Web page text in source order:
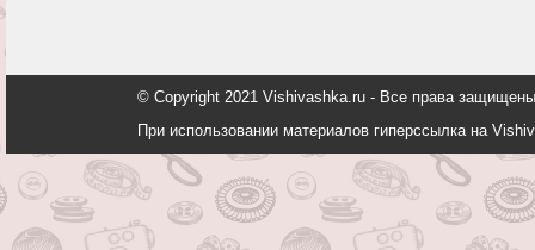
© Copyright 2021 Vishivashka.ru - Все права
При использовании материалов гиперссылка на